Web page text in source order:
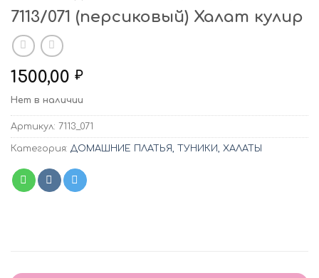
7113/071 (персиковый) Халат кулир
1500,00 ₽
Нет в наличии
Артикул: 7113_071
Категория: ДОМАШНИЕ ПЛАТЬЯ, ТУНИКИ, ХАЛАТЫ